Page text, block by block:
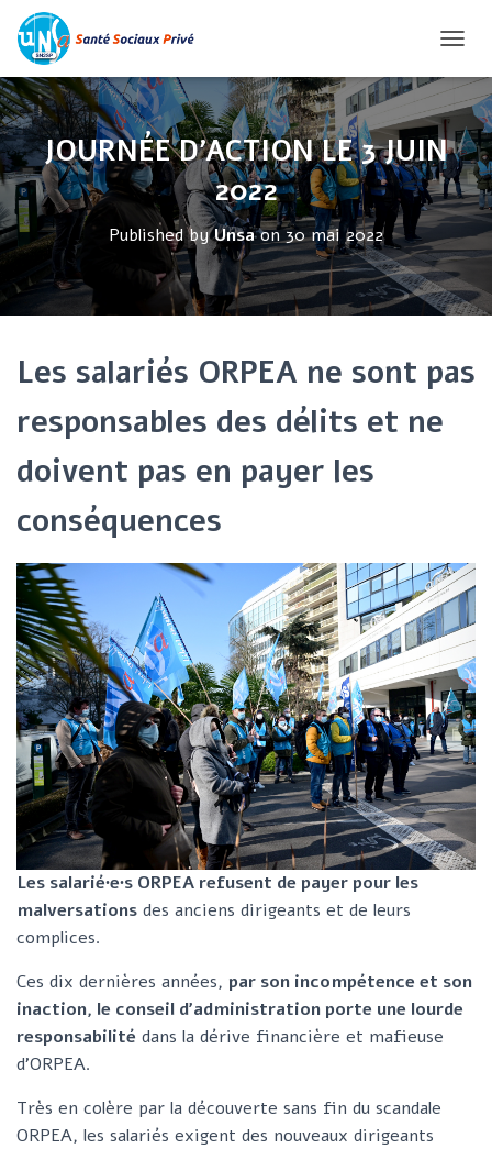
U
V
R
I
R
/
F
E
R
M
E
L
T
I
O
N
JOURNÉE D’ACTION LE 3 JUIN
2022
Published byUnsaon30 mai 2022
Les salariés ORPEA ne sont pas
responsables des délits et ne
doivent pas en payer les
conséquences
Les salarié∙e∙s ORPEA refusent de payer pour les
malversations des anciens dirigeants et de leurs
complices.
Ces dix dernières années, par son incompétence et son
inaction, le conseil d’administration porte une lourde
responsabilité dans la dérive financière et mafieuse
d’ORPEA.
Très en colère par la découverte sans fin du scandale
ORPEA, les salariés exigent des nouveaux dirigeants